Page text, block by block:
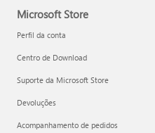
Microsoft Store
Perfil da conta
Centro de Download
Suporte da Microsoft Store
Devoluções
Acompanhamento de pedidos